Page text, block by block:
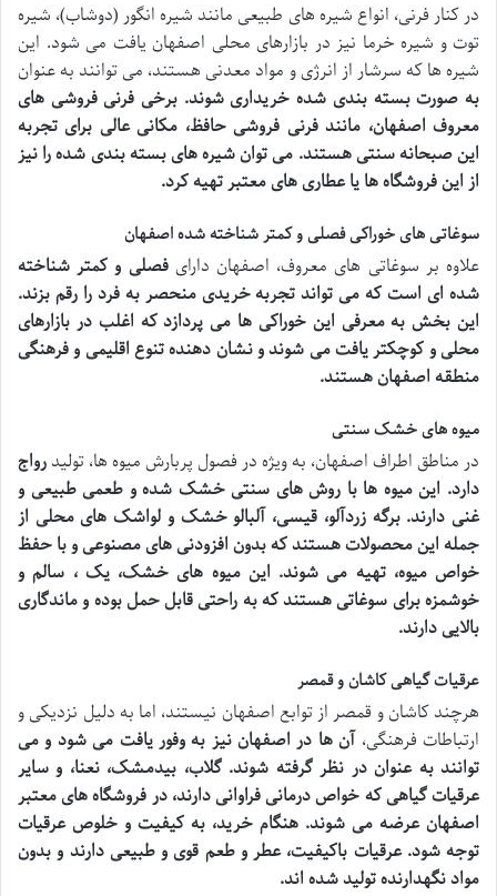
در کنار فرنی، انواع شیره های طبیعی مانند شیره انگور (دوشاب)، شیره
توت و شیره خرما نیز در بازارهای محلی اصفهان یافت می شود. این
شیره ها که سرشار از انرژی و مواد معدنی هستند، می توانند به عنوان
به صورت بسته بندی شده خریداری شوند. برخی فرنی فروشی های
معروف اصفهان، مانند فرنی فروشی حافظ، مکانی عالی برای تجربه
این صبحانه سنتی هستند. می توان شیره های بسته بندی شده را نیز
از این فروشگاه ها یا عطاری های معتبر تهیه کرد.
سوغاتی های خوراکی فصلی و کمتر شناخته شده اصفهان
علاوه بر سوغاتی های معروف، اصفهان دارایفصلی و کمتر شناخته
شده ای است که می تواند تجربه خریدی منحصر به فرد را رقم بزند.
این بخش به معرفی این خوراکی ها می پردازد که اغلب در بازارهای
محلی و کوچکتر یافت می شوند و نشان دهنده تنوع اقلیمی و فرهنگی
منطقه اصفهان هستند.
میوه های خشک سنتی
در مناطق اطراف اصفهان، به ویژه در فصول پربارش میوه ها، تولیدرواج
دارد. این میوه ها با روش های سنتی خشک شده و طعمی طبیعی و
غنی دارند. برگه زردآلو، قیسی، آلبالو خشک و لواشک های محلی از
جمله این محصولات هستند که بدون افزودنی های مصنوعی و با حفظ
خواص میوه، تهیه می شوند. این میوه های خشک، یک، سالم و
خوشمزه برای سوغاتی هستند که به راحتی قابل حمل بوده و ماندگاری
بالایی دارند.
عرقیات گیاهی کاشان و قمصر
هرچند کاشان و قمصر از توابع اصفهان نیستند، اما به دلیل نزدیکی و
ارتباطات فرهنگی،آن ها در اصفهان نیز به وفور یافت می شود و می
توانند به عنواندر نظر گرفته شوند. گلاب، بیدمشک، نعنا، و سایر
عرقیات گیاهی که خواص درمانی فراوانی دارند، در فروشگاه های معتبر
اصفهان عرضه می شوند. هنگام خرید، به کیفیت و خلوص عرقیات
توجه شود. عرقیات باکیفیت، عطر و طعم قوی و طبیعی دارند و بدون
مواد نگهدارنده تولید شده اند.